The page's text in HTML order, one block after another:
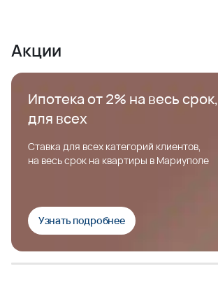
Акции
Ипотека от 2% на весь срок,
для всех
Ставка для всех категорий клиентов,
на весь срок на квартиры в Мариуполе
Узнать подробнее